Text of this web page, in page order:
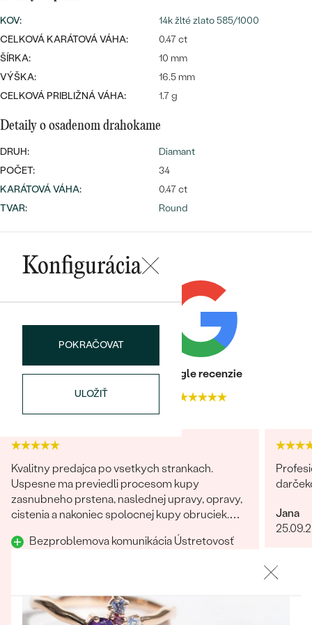
Najpredávanejšie
svadobné
PREZRIEŤ
DRAHOKAM
PODĽA MATERIÁLU
STRIEBRO
Wave kolekcia
S LAB GROWN DIAMANTMI
S PERLAMI
PERSONALIZOVANÉ
SYMBOLICKÉ
MINIMALISTICKÉ
PODĽA PRÍLEŽITOSTI
PODĽA FARBY
PODĽA TVARU DRAHOKAMU
NA MIERU
Najpredávanejšie
náušnice
PREZRIEŤ
LUXUSNÉ
Personalizované
prívesky
OBJAVIŤ
LUXUSNÉ
Najpredávanejšie
prstene
KOV:
14k žlté zlato 585/1000
CELKOVÁ KARÁTOVÁ VÁHA:
0.47 ct
ŠÍRKA:
10 mm
VÝŠKA:
16.5 mm
CELKOVÁ PRIBLIŽNÁ VÁHA:
1.7 g
Detaily o osadenom drahokame
DRUH:
Diamant
POČET:
34
KARÁTOVÁ VÁHA:
0.47 ct
TVAR: Round
Konfigurácia
POKRAČOVAT
ULOŽIŤ
Heuréka recenzie
4.9
Google recenzie
Kvalitny predajca po vsetkych strankach.
Uspesne ma previedli procesom kupy
zasnubneho prstena, naslednej upravy, opravy,
cistenia a nakoniec spolocnej kupy obruciek.
Bezproblemova komunikácia Ústretovosť
Rychlost a sposob dodania Prijemny a
ludsky pristup zamestnancov
Patrik
Jana